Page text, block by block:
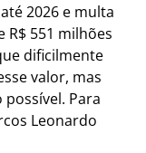
2026 e multa
R$ 551 milhões
dificilmente
valor, mas
Para
Leonardo